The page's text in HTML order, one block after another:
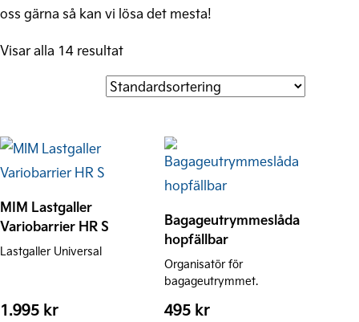
oss gärna så kan vi lösa det mesta!
Visar alla 14 resultat
MIM Lastgaller
Variobarrier HR S
Lastgaller Universal
1.995 kr
Bagageutrymmeslåda
hopfällbar
Organisatör för
bagageutrymmet.
495 kr